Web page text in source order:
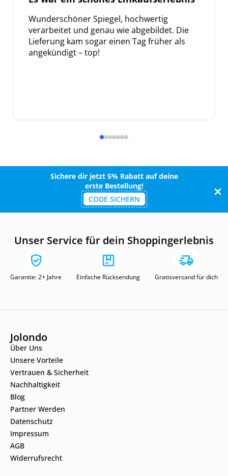
Wunderschöner Spiegel, hochwertig
verarbeitet und genau wie abgebildet. Die
Lieferung kam sogar einen Tag früher als
angekündigt – top!
Sichere dir jetzt 5% Rabatt auf deine
erste Bestellung!
CODE SICHERN
Unser Service für dein Shoppingerlebnis
Garantie: 2+ Jahre Einfache Rücksendung Gratisversand für dich
Jolondo
Über Uns
Unsere Vorteile
Vertrauen & Sicherheit
Nachhaltigkeit
Blog
Partner Werden
Datenschutz
Impressum
AGB
Widerrufsrecht